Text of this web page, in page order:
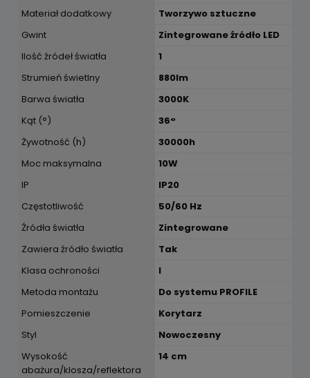
Materiał dodatkowy
Tworzywo sztuczne
Gwint
Zintegrowane źródło LED
Ilość źródeł światła
1
Strumień świetlny
880lm
Barwa światła
3000K
Kąt (°)
36°
Żywotność (h)
30000h
Moc maksymalna
10W
IP
IP20
Częstotliwość
50/60 Hz
Źródła światła
Zintegrowane
Zawiera źródło światła
Tak
Klasa ochroności
I
Metoda montażu
Do systemu PROFILE
Pomieszczenie
Korytarz
Styl
Nowoczesny
Wysokość
abażura/klosza/reflektora
14 cm